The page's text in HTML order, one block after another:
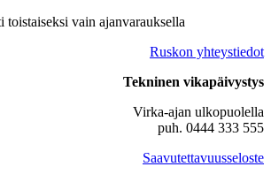
toistaiseksi vain ajanvarauksella
Ruskon yhteystiedot
Tekninen vikapäivystys
Virka-ajan ulkopuolella
puh. 0444 333 555
Saavutettavuusseloste